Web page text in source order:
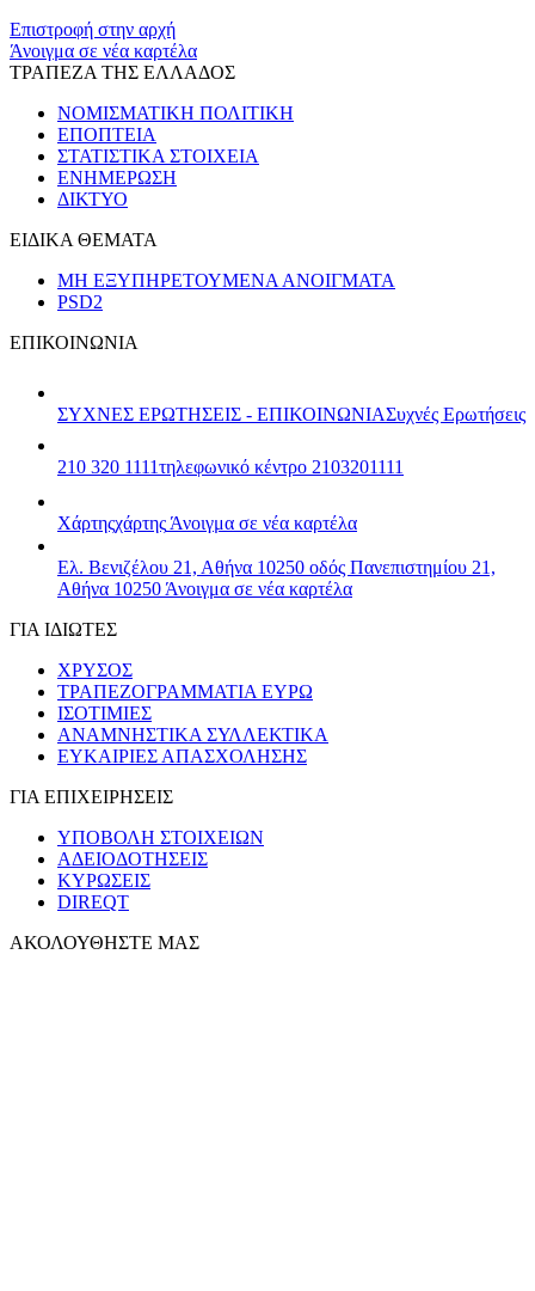
Επιστροφή στην αρχή
Άνοιγμα σε νέα καρτέλα
ΤΡΑΠΕΖΑ ΤΗΣ ΕΛΛΑΔΟΣ
ΝΟΜΙΣΜΑΤΙΚΗ ΠΟΛΙΤΙΚΗ
ΕΠΟΠΤΕΙΑ
ΣΤΑΤΙΣΤΙΚΑ ΣΤΟΙΧΕΙΑ
ΕΝΗΜΕΡΩΣΗ
ΔΙΚΤΥΟ
ΕΙΔΙΚΑ ΘΕΜΑΤΑ
ΜΗ ΕΞΥΠΗΡΕΤΟΥΜΕΝΑ ΑΝΟΙΓΜΑΤΑ
PSD2
ΕΠΙΚΟΙΝΩΝΙΑ
ΣΥΧΝΕΣ ΕΡΩΤΗΣΕΙΣ - ΕΠΙΚΟΙΝΩΝΙΑΣυχνές Ερωτήσεις
210 320 1111τηλεφωνικό κέντρο 2103201111
Χάρτηςχάρτης Άνοιγμα σε νέα καρτέλα
Ελ. Βενιζέλου 21, Αθήνα 10250 οδός Πανεπιστημίου 21,
Αθήνα 10250 Άνοιγμα σε νέα καρτέλα
ΓΙΑ ΙΔΙΩΤΕΣ
ΧΡΥΣΟΣ
ΤΡΑΠΕΖΟΓΡΑΜΜΑΤΙΑ ΕΥΡΩ
ΙΣΟΤΙΜΙΕΣ
ΑΝΑΜΝΗΣΤΙΚΑ ΣΥΛΛΕΚΤΙΚΑ
ΕΥΚΑΙΡΙΕΣ ΑΠΑΣΧΟΛΗΣΗΣ
ΓΙΑ ΕΠΙΧΕΙΡΗΣΕΙΣ
ΥΠΟΒΟΛΗ ΣΤΟΙΧΕΙΩΝ
ΑΔΕΙΟΔΟΤΗΣΕΙΣ
ΚΥΡΩΣΕΙΣ
DIREQT
ΑΚΟΛΟΥΘΗΣΤΕ ΜΑΣ